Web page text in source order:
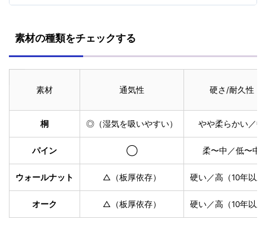
素材の種類をチェックする
素材 通気性 硬さ/耐久性
桐 ◎（湿気を吸いやすい） やや柔らかい／中
パイン ◯ 柔〜中／低〜中
ウォールナット △（板厚依存） 硬い／高（10年以
オーク △（板厚依存） 硬い／高（10年以